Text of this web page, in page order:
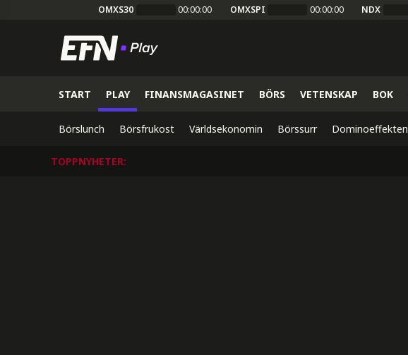
OMXS30 00:00:00 OMXSPI 00:00:00 NDX
START PLAY FINANSMAGASINET BÖRS VETENSKAP BOK
Börslunch Börsfrukost Världsekonomin Börssurr Dominoeffekten
TOPPNYHETER: